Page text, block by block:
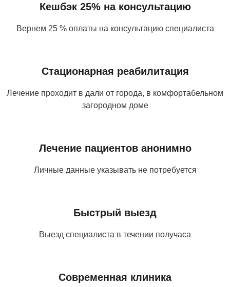
Кешбэк 25% на консультацию
Вернем 25 % оплаты на консультацию специалиста
Стационарная реабилитация
Лечение проходит в дали от города, в комфортабельном
загородном доме
Лечение пациентов анонимно
Личные данные указывать не потребуется
Быстрый выезд
Выезд специалиста в течении получаса
Современная клиника